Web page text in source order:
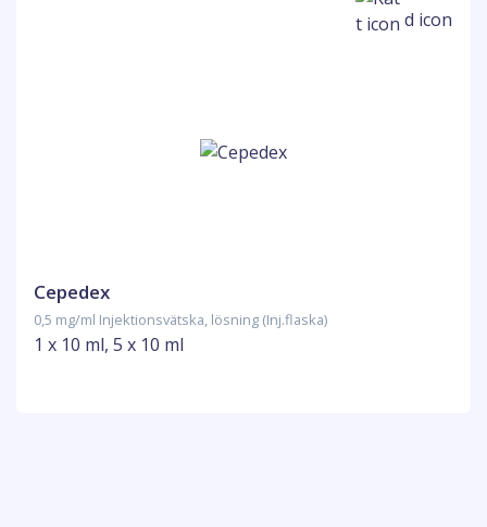
Cepedex
0,5 mg/ml Injektionsvätska, lösning (Inj.flaska)
1 x 10 ml, 5 x 10 ml